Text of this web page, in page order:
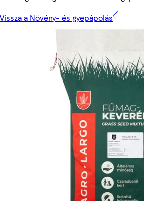
Vissza a Növény- és gyepápolás